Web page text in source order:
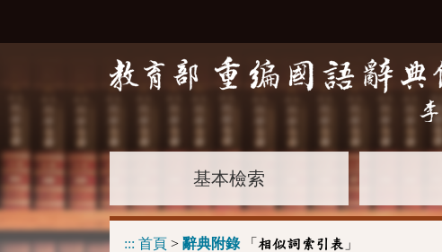
基本檢索
::: 首頁 > 辭典附錄「 相似詞索引表 」